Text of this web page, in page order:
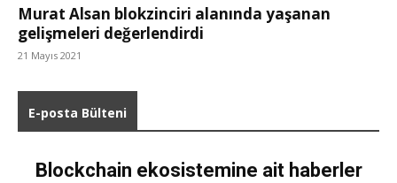
Murat Alsan blokzinciri alanında yaşanan
gelişmeleri değerlendirdi
21 Mayıs 2021
E-posta Bülteni
Blockchain ekosistemine ait haberler